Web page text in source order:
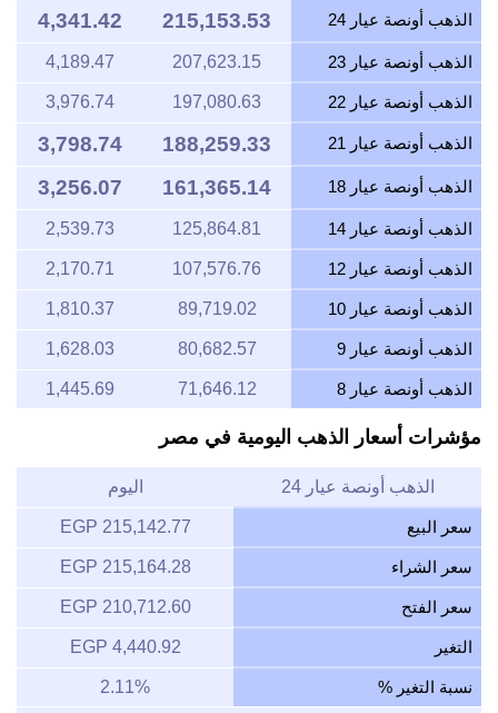
الذهب أونصة عيار 24 215,153.53
4,341.42
الذهب أونصة عيار 23 207,623.15
4,189.47
الذهب أونصة عيار 22 197,080.63
3,976.74
الذهب أونصة عيار 21 188,259.33
3,798.74
الذهب أونصة عيار 18 161,365.14
3,256.07
الذهب أونصة عيار 14 125,864.81
2,539.73
الذهب أونصة عيار 12 107,576.76
2,170.71
الذهب أونصة عيار 10 89,719.02
1,810.37
الذهب أونصة عيار 9 80,682.57
1,628.03
الذهب أونصة عيار 8 71,646.12
1,445.69
مؤشرات أسعار الذهب اليومية في مصر
الذهب أونصة عيار 24 اليوم
سعر البيع 215,142.77 EGP
سعر الشراء 215,164.28 EGP
سعر الفتح 210,712.60 EGP
التغير 4,440.92 EGP
نسبة التغير % 2.11%